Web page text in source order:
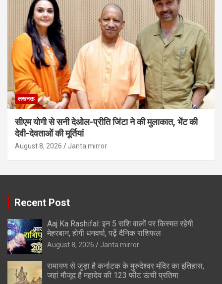
लखनऊ
सीएम योगी से सनी देओल-प्रीति जिंटा ने की मुलाकात, भेंट की
देवी-देवताओं की मूर्तियां
August 8, 2026 Janta mirror
Recent Post
Aaj Ka Rashifal: इन 5 राशि वालों पर किस्मत रहेगी
मेहरबान, होगी धनवर्षा, पढ़ें दैनिक राशिफल
August 8, 2026 Janta mirror
रामायण से जुड़ा है कर्नाटक के मुरुदेश्वर मंदिर का इतिहास,
जहां मौजूद है महादेव की 123 फीट ऊंची प्रतिमा